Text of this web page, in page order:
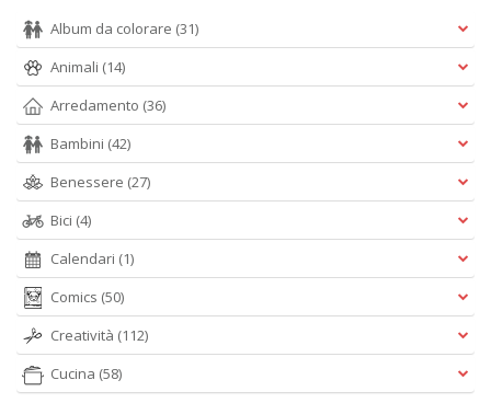
Album da colorare (31)
Animali (14)
Arredamento (36)
Bambini (42)
Benessere (27)
Bici (4)
Calendari (1)
Comics (50)
Creatività (112)
Cucina (58)